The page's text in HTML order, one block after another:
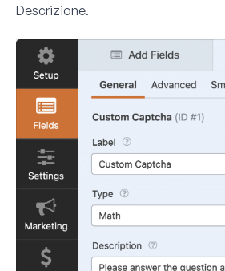
Descrizione.